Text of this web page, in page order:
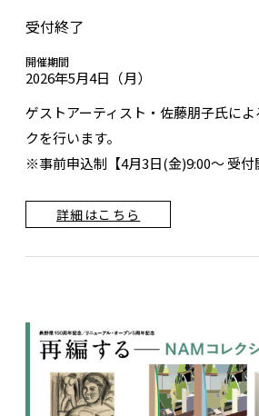
受付終了
開催期間
2026年5月4日（月）
ゲストアーティスト・佐藤朋子氏に
クを行います。
※事前申込制【4月3日(金)9:00～ 受付
詳細はこちら